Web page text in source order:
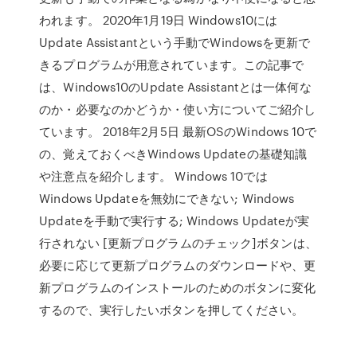
われます。 2020年1月19日 Windows10には
Update Assistantという手動でWindowsを更新で
きるプログラムが用意されています。この記事で
は、Windows10のUpdate Assistantとは一体何な
のか・必要なのかどうか・使い方についてご紹介し
ています。 2018年2月5日 最新OSのWindows 10で
の、覚えておくべきWindows Updateの基礎知識
や注意点を紹介します。 Windows 10では
Windows Updateを無効にできない; Windows
Updateを手動で実行する; Windows Updateが実
行されない [更新プログラムのチェック]ボタンは、
必要に応じて更新プログラムのダウンロードや、更
新プログラムのインストールのためのボタンに変化
するので、実行したいボタンを押してください。